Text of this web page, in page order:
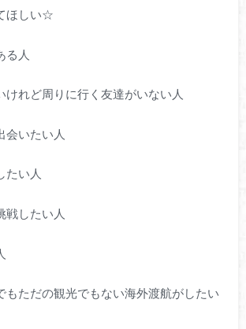
ほしい☆
る人
けれど周りに行く友達がいない人
会いたい人
たい人
戦したい人
もただの観光でもない海外渡航がしたい